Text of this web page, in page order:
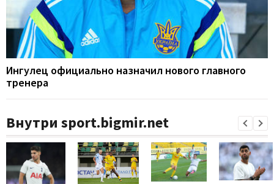
Ингулец официально назначил нового главного
тренера
Внутри sport.bigmir.net